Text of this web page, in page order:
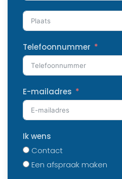
Telefoonnummer
E-mailadres
Ik wens
Contact
Een afspraak maken